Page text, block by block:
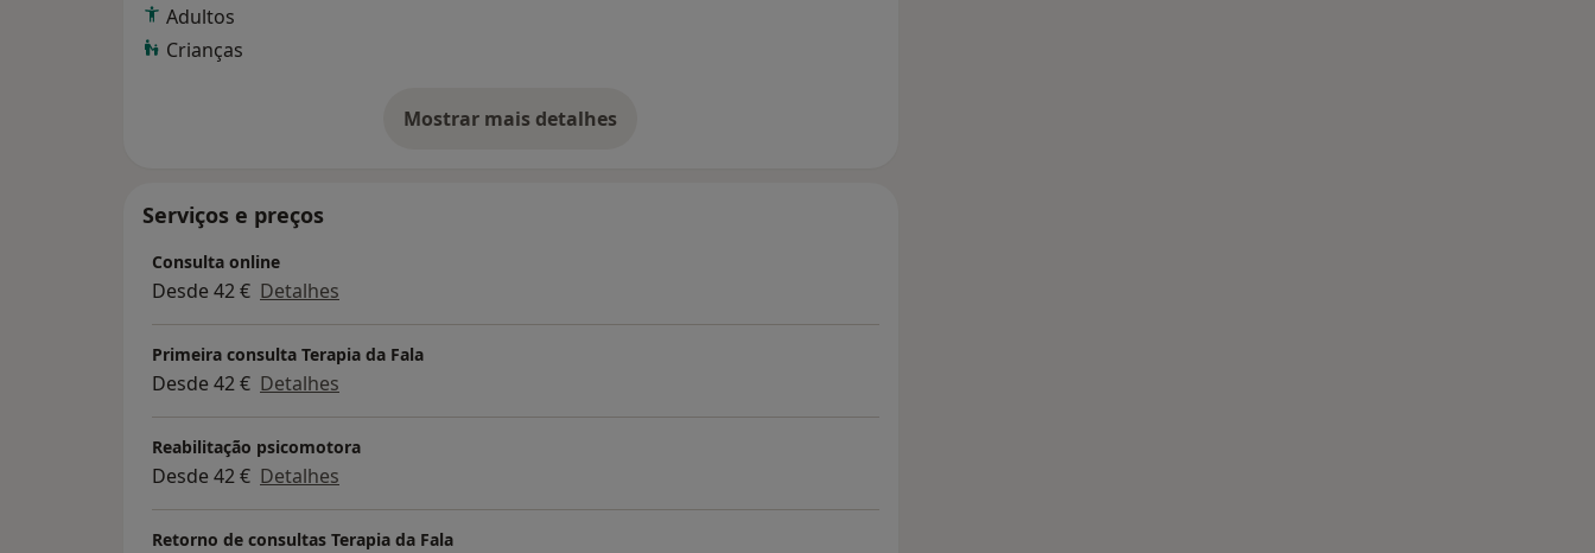
Adultos
Crianças
Mostrar mais detalhes
sobre a experiência
Serviços e preços
Consulta online
Desde 42 € Detalhes
Primeira consulta Terapia da Fala
Desde 42 € Detalhes
Reabilitação psicomotora
Desde 42 € Detalhes
Retorno de consultas Terapia da Fala